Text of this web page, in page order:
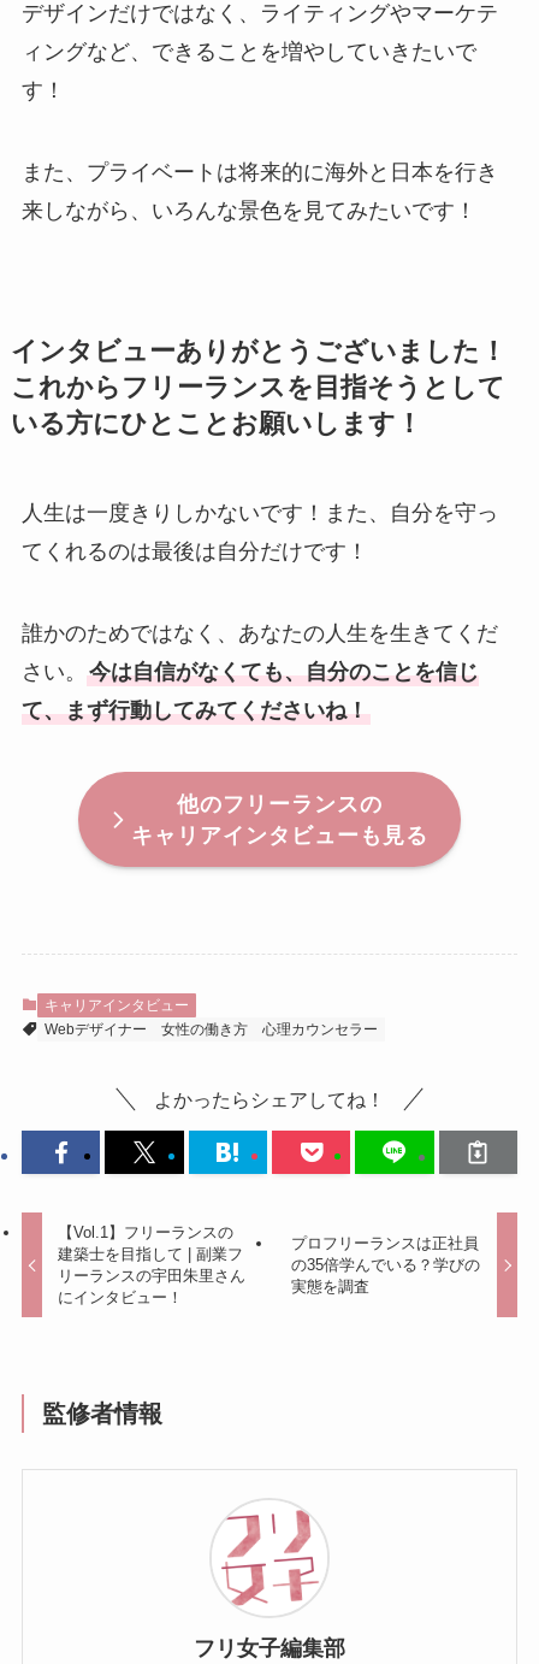
デザインだけではなく、ライティングやマーケテ
ィングなど、できることを増やしていきたいで
す！
また、プライベートは将来的に海外と日本を行き
来しながら、いろんな景色を見てみたいです！
インタビューありがとうございました！
これからフリーランスを目指そうとして
いる方にひとことお願いします！
人生は一度きりしかないです！また、自分を守っ
てくれるのは最後は自分だけです！
誰かのためではなく、あなたの人生を生きてくだ
さい。 今は自信がなくても、自分のことを信じ
て、まず行動してみてくださいね！
他のフリーランスの
キャリアインタビューも見る
キャリアインタビュー
Webデザイナー
女性の働き方 心理カウンセラー
よかったらシェアしてね！
【Vol.1】フリーランスの
建築士を目指して | 副業フ
リーランスの宇田朱里さん
にインタビュー！
プロフリーランスは正社員
の35倍学んでいる？学びの
実態を調査
監修者情報
フリ女子編集部